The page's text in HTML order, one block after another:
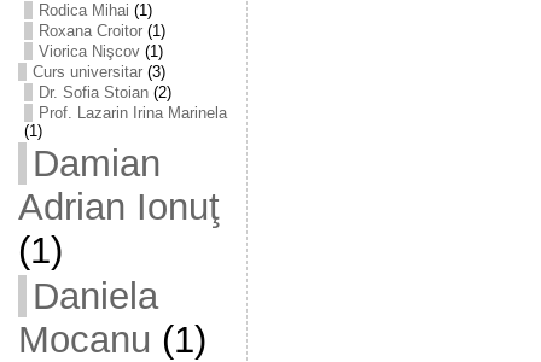
Rodica Mihai (1)
Roxana Croitor(1)
Viorica Nişcov(1)
Curs universitar(3)
Dr. Sofia Stoian(2)
Prof. Lazarin Irina Marinela
(1)
Damian
Adrian Ionuţ
(1)
Daniela
Mocanu (1)